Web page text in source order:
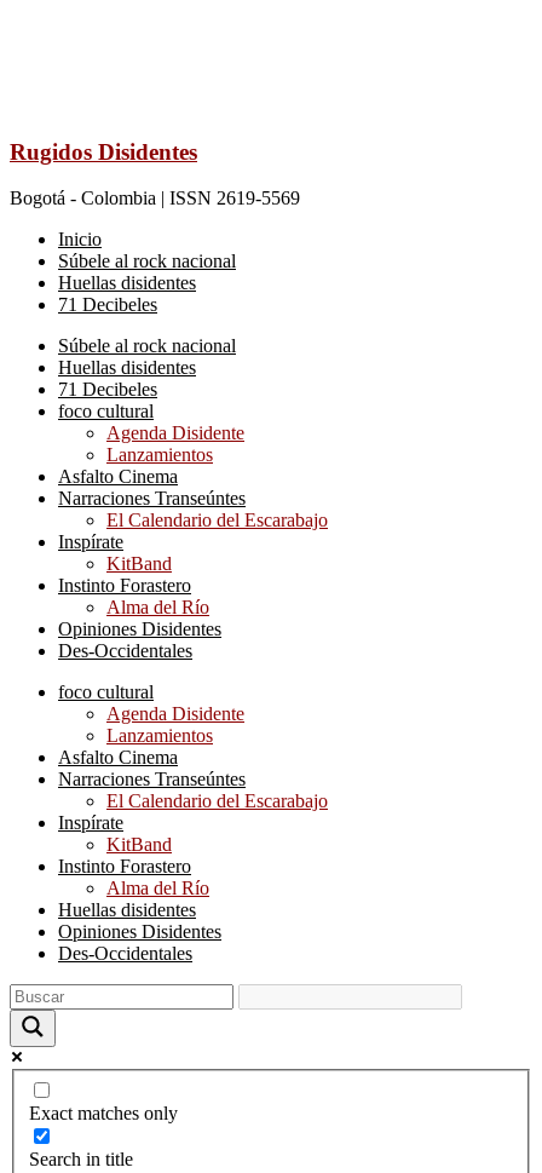
Rugidos Disidentes
Bogotá - Colombia | ISSN 2619-5569
Inicio
Súbele al rock nacional
Huellas disidentes
71 Decibeles
Súbele al rock nacional
Huellas disidentes
71 Decibeles
foco cultural
Agenda Disidente
Lanzamientos
Asfalto Cinema
Narraciones Transeúntes
El Calendario del Escarabajo
Inspírate
KitBand
Instinto Forastero
Alma del Río
Opiniones Disidentes
Des-Occidentales
foco cultural
Agenda Disidente
Lanzamientos
Asfalto Cinema
Narraciones Transeúntes
El Calendario del Escarabajo
Inspírate
KitBand
Instinto Forastero
Alma del Río
Huellas disidentes
Opiniones Disidentes
Des-Occidentales
Exact matches only
Search in title